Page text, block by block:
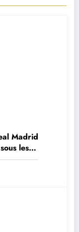
Madrid
les